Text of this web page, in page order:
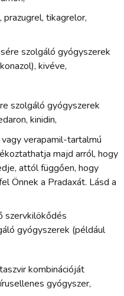
prazugrel, tikagrelor,
szolgáló gyógyszerek
kivéve,
szolgáló gyógyszerek
kinidin,
verapamil-tartalmú
majd arról, hogy
attól függően, hogy
Önnek a Pradaxát. Lásd a
szervkilökődés
gyógyszerek (például
kombinációját
gyógyszer,